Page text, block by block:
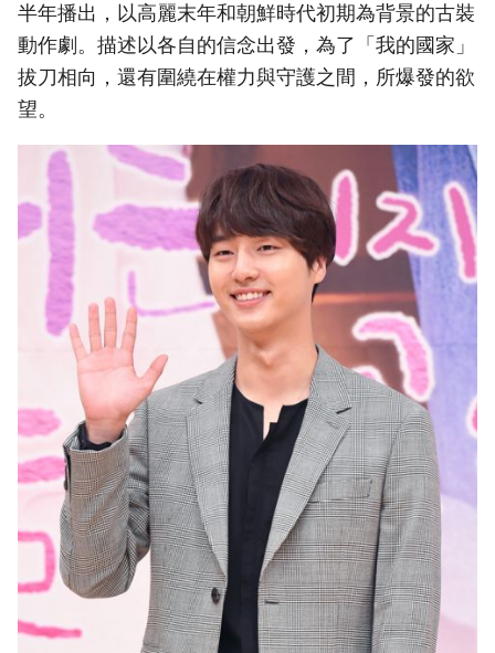
半年播出，以高麗末年和朝鮮時代初期為背景的古裝
動作劇。描述以各自的信念出發，為了「我的國家」
拔刀相向，還有圍繞在權力與守護之間，所爆發的欲
望。